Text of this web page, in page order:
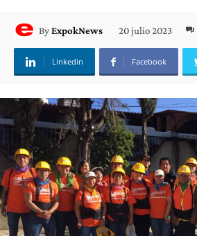
ByExpokNews 20 julio 2023
Linkedin Facebook